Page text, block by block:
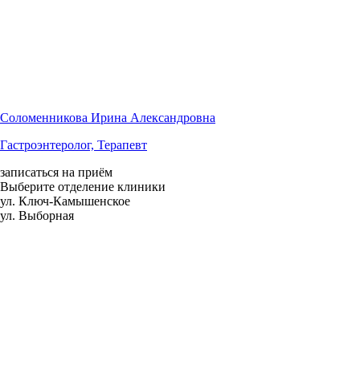
Соломенникова Ирина Александровна
Гастроэнтеролог, Терапевт
записаться на приём
Выберите отделение клиники
ул. Ключ-Камышенское
ул. Выборная